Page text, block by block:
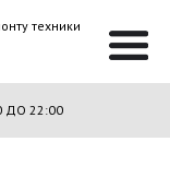
техники
ДО 22:00